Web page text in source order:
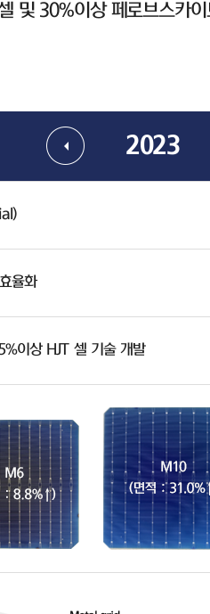
및 30%이상 페로브스카
2023
율화
이상 HJT 셀 기술 개발